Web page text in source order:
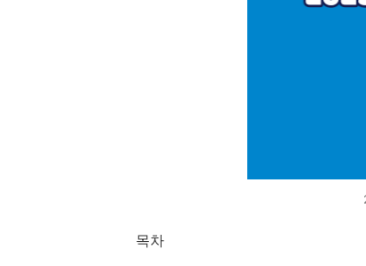
목차